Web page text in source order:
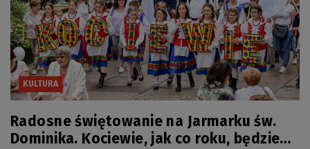
KULTURA
Radosne świętowanie na Jarmarku św.
Dominika. Kociewie, jak co roku, będzie